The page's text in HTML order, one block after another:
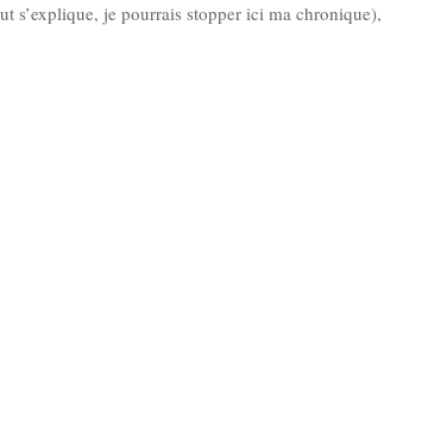
s’explique, je pourrais stopper ici ma chronique),